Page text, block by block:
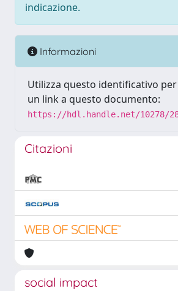
indicazione.
Informazioni
Utilizza questo identificativo
un link a questo documento:
https://hdl.handle.net/10278/
Citazioni
social impact